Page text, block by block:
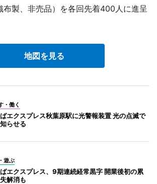
布製、非売品）を各回先着400人に進呈
地図を見る
・働く
エクスプレス秋葉原駅に光警報装置 光の点滅で
らせる
遊ぶ
エクスプレス、9期連続経常黒字 開業後初の累
解消も